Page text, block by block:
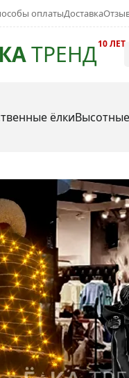
ТРЕНД10 ЛЕТ
оплатыДоставка
ёлки